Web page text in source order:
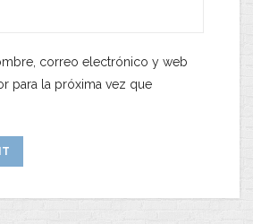
correo electrónico y web
para la próxima vez que